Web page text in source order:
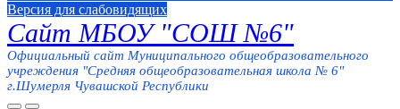
Версия для слабовидящих
Сайт МБОУ "СОШ №6"
Официальный сайт Муниципального общеобразовательного
учреждения "Средняя общеобразовательная школа № 6"
г.Шумерля Чувашской Республики